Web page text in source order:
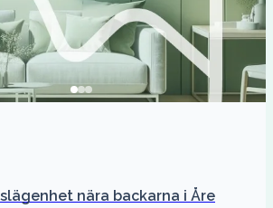
nära backarna i Åre